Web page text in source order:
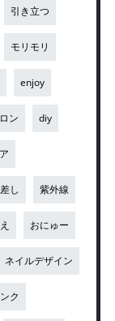
引き立つ
モリモリ
enjoy
ン diy
し 紫外線
おにゅー
ネイルデザイン
ク